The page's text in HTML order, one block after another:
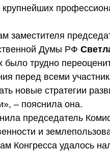
крупнейших
заместителя
Думы РФ
было трудно
перед всеми
новые стратегии
– пояснила она.
председатель
и
Конгресса удалось